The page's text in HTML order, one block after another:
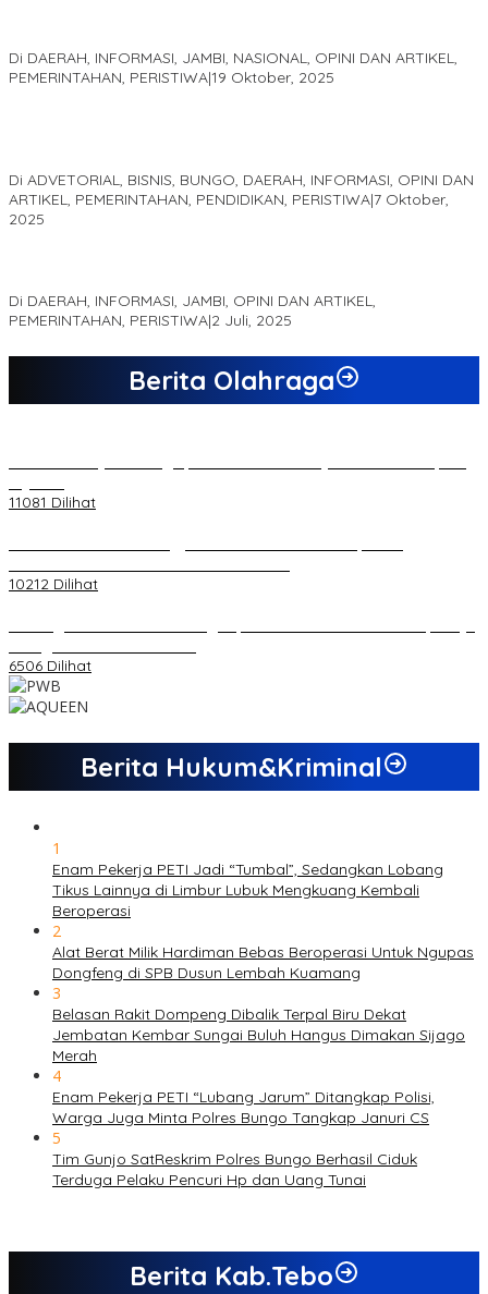
Di DAERAH, INFORMASI, JAMBI, NASIONAL, OPINI DAN ARTIKEL,
PEMERINTAHAN, PERISTIWA|19 Oktober, 2025
Di ADVETORIAL, BISNIS, BUNGO, DAERAH, INFORMASI, OPINI DAN
ARTIKEL, PEMERINTAHAN, PENDIDIKAN, PERISTIWA|7 Oktober,
2025
Di DAERAH, INFORMASI, JAMBI, OPINI DAN ARTIKEL,
PEMERINTAHAN, PERISTIWA|2 Juli, 2025
Berita Olahraga
11081 Dilihat
10212 Dilihat
6506 Dilihat
Berita Hukum&Kriminal
1
Enam Pekerja PETI Jadi “Tumbal”, Sedangkan Lobang
Tikus Lainnya di Limbur Lubuk Mengkuang Kembali
Beroperasi
2
Alat Berat Milik Hardiman Bebas Beroperasi Untuk Ngupas
Dongfeng di SPB Dusun Lembah Kuamang
3
Belasan Rakit Dompeng Dibalik Terpal Biru Dekat
Jembatan Kembar Sungai Buluh Hangus Dimakan Sijago
Merah
4
Enam Pekerja PETI “Lubang Jarum” Ditangkap Polisi,
Warga Juga Minta Polres Bungo Tangkap Januri CS
5
Tim Gunjo SatReskrim Polres Bungo Berhasil Ciduk
Terduga Pelaku Pencuri Hp dan Uang Tunai
Berita Kab.Tebo